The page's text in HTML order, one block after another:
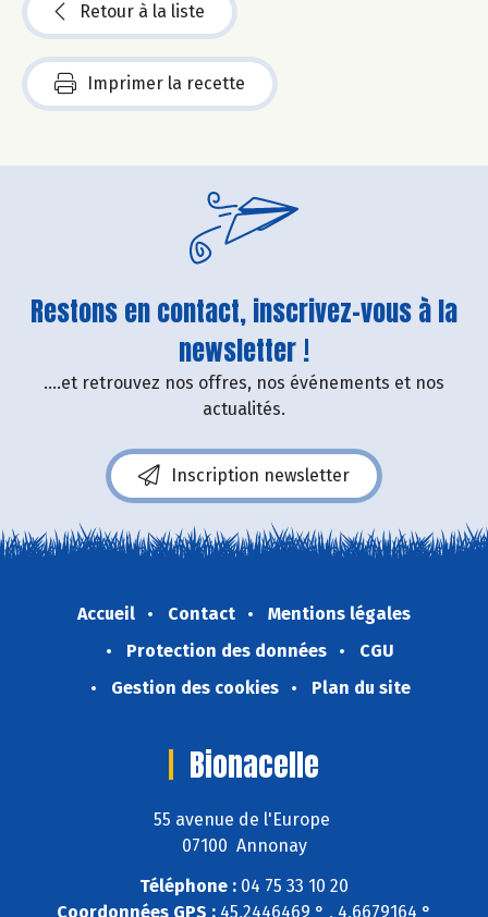
Retour à la liste
Imprimer la recette
Restons en contact, inscrivez-vous à la
newsletter !
....et retrouvez nos offres, nos événements et nos
actualités.
Inscription newsletter
Accueil Contact
Mentions légales
Protection des données
CGU
Gestion des cookies
Plan du site
Bionacelle
55 avenue de l'Europe
07100 Annonay
Téléphone : 04 75 33 10 20
Coordonnées GPS : 45,2446469 ° , 4,6679164 °